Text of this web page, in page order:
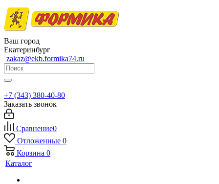
Ваш город
Екатеринбург
zakaz@ekb.formika74.ru
+7 (343) 380-40-80
Заказать звонок
Сравнение0
Отложенные 0
Корзина 0
Каталог